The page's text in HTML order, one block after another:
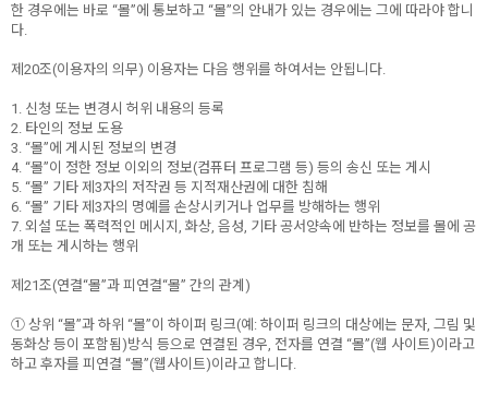
한 경우에는 바로 “몰”에 통보하고 “몰”의 안내가 있는 경우에는 그에 따라야 합니
다.
제20조(이용자의 의무) 이용자는 다음 행위를 하여서는 안됩니다.
1. 신청 또는 변경시 허위 내용의 등록
2. 타인의 정보 도용
3. “몰”에 게시된 정보의 변경
4. “몰”이 정한 정보 이외의 정보(컴퓨터 프로그램 등) 등의 송신 또는 게시
5. “몰” 기타 제3자의 저작권 등 지적재산권에 대한 침해
6. “몰” 기타 제3자의 명예를 손상시키거나 업무를 방해하는 행위
7. 외설 또는 폭력적인 메시지, 화상, 음성, 기타 공서양속에 반하는 정보를 몰에 공
개 또는 게시하는 행위
제21조(연결“몰”과 피연결“몰” 간의 관계)
① 상위 “몰”과 하위 “몰”이 하이퍼 링크(예: 하이퍼 링크의 대상에는 문자, 그림 및
동화상 등이 포함됨)방식 등으로 연결된 경우, 전자를 연결 “몰”(웹 사이트)이라고
하고 후자를 피연결 “몰”(웹사이트)이라고 합니다.